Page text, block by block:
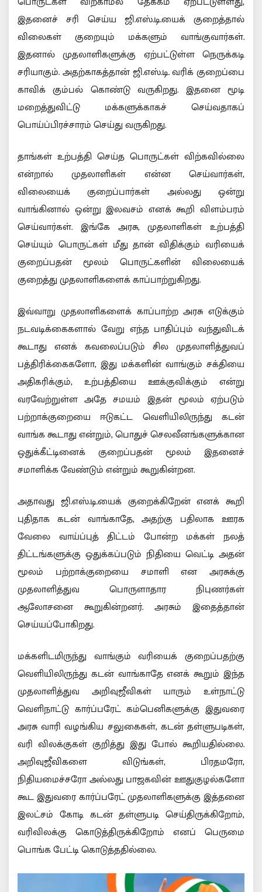
இதனைச் சரி செய்ய ஜி.எஸ்.டி.யைக் குறைத்தால்
விலைகள் குறையும் மக்களும் வாங்குவார்கள்.
இதனால் முதலாளிகளுக்கு ஏற்பட்டுள்ள நெருக்கடி
சரியாகும். அதற்காகத்தான் ஜி.எஸ்.டி. வரிக் குறைப்பை
காவிக் கும்பல் கொண்டு வருகிறது. இதனை மூடி
மறைத்துவிட்டு மக்களுக்காகச் செய்வதாகப்
பொய்ப்பிரச்சாரம் செய்து வருகிறது.
தாங்கள் உற்பத்தி செய்த பொருட்கள் விற்கவில்லை
என்றால் முதலாளிகள் என்ன செய்வார்கள்,
விலையைக் குறைப்பார்கள் அல்லது ஒன்று
வாங்கினால் ஒன்று இலவசம் எனக் கூறி விளம்பரம்
செய்வார்கள். இங்கே அரசு, முதலாளிகள் உற்பத்தி
செய்யும் பொருட்கள் மீது தான் விதிக்கும் வரியைக்
குறைப்பதன் மூலம் பொருட்களின் விலையைக்
குறைத்து முதலாளிகளைக் காப்பாற்றுகிறது.
இவ்வாறு முதலாளிகளைக் காப்பாற்ற அரசு எடுக்கும்
நடவடிக்கைகளால் வேறு எந்த பாதிப்பும் வந்துவிடக்
கூடாது எனக் கவலைப்படும் சில முதலாளித்துவப்
பத்திரிக்கைகளோ, இது மக்களின் வாங்கும் சக்தியை
அதிகரிக்கும், உற்பத்தியை ஊக்குவிக்கும் என்று
வரவேற்றுள்ள அதே சமயம் இதன் மூலம் ஏற்படும்
பற்றாக்குறையை ஈடுகட்ட வெளியிலிருந்து கடன்
வாங்க கூடாது என்றும், பொதுச் செலவீனங்களுக்கான
ஒதுக்கீட்டினைக் குறைப்பதன் மூலம் இதனைச்
சமாளிக்க வேண்டும் என்றும் கூறுகின்றன.
அதாவது ஜி.எஸ்.டி.யைக் குறைக்கிறேன் எனக் கூறி
புதிதாக கடன் வாங்காதே, அதற்கு பதிலாக ஊரக
வேலை வாய்ப்புத் திட்டம் போன்ற மக்கள் நலத்
திட்டங்களுக்கு ஒதுக்கப்படும் நிதியை வெட்டி அதன்
மூலம் பற்றாக்குறையை சமாளி என அரசுக்கு
முதலாளித்துவ பொருளாதார நிபுணர்கள்
ஆலோசனை கூறுகின்றனர். அரசும் இதைத்தான்
செய்யப்போகிறது.
மக்களிடமிருந்து வாங்கும் வரியைக் குறைப்பதற்கு
வெளியிலிருந்து கடன் வாங்காதே எனக் கூறும் இந்த
முதலாளித்துவ அறிவுஜீவிகள் யாரும் உள்நாட்டு
வெளிநாட்டு கார்ப்பரேட் கம்பெனிகளுக்கு இதுவரை
அரசு வாரி வழங்கிய சலுகைகள், கடன் தள்ளுபடிகள்,
வரி விலக்குகள் குறித்து இது போல் கூறியதில்லை.
அறிவுஜீவிகளை விடுங்கள், பிரதமரோ,
நிதியமைச்சரோ அல்லது பாஜகவின் ஊதுகுழல்களோ
கூட இதுவரை கார்ப்பரேட் முதலாளிகளுக்கு இத்தனை
இலட்சம் கோடி கடன் தள்ளுபடி செய்திருக்கிறோம்,
வரிவிலக்கு கொடுத்திருக்கிறோம் எனப் பெருமை
பொங்க பேட்டி கொடுத்ததில்லை.